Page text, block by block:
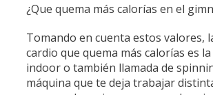
¿Que quema más calorías en el
Tomando en cuenta estos valores,
cardio que quema más calorías es
indoor o también llamada de
máquina que te deja trabajar